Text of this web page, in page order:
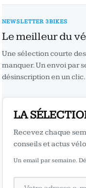
NEWSLETTER 3BIKES
Le meilleur du
Une sélection courte
manquer. Un envoi par
désinscription en un clic.
LA
Recevez chaque
conseils et actus
Un email par semaine.